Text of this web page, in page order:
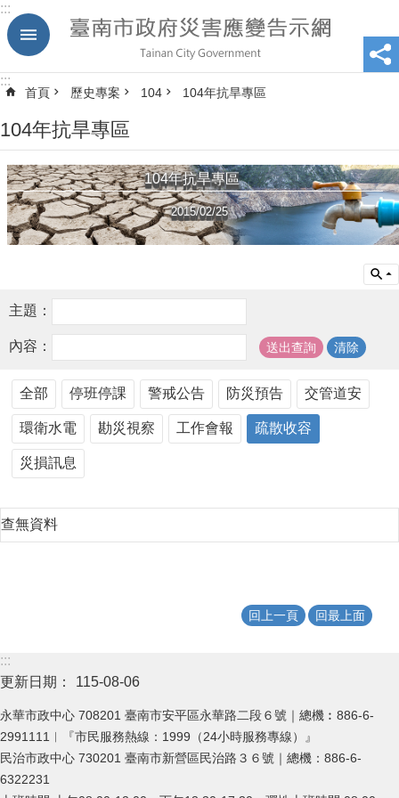
跳到主要內容區塊
:::
:::
首頁 歷史專案 104 104年抗旱專區
104年抗旱專區
104年抗旱專區
2015/02/25
主題：
內容：
全部 停班停課 警戒公告 防災預告 交管道安
環衛水電 勘災視察 工作會報 疏散收容
災損訊息
查無資料
回上一頁 回最上面
:::
更新日期：
115-08-06
永華市政中心 708201 臺南市安平區永華路二段６號｜總機︰886-6-
2991111︱『市民服務熱線：1999（24小時服務專線）』
民治市政中心 730201 臺南市新營區民治路３６號｜總機：886-6-
6322231